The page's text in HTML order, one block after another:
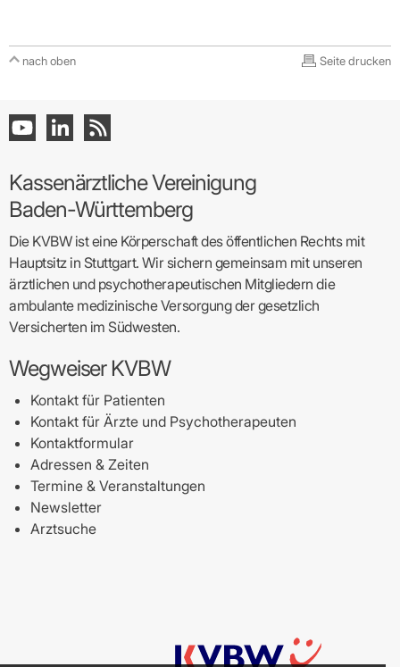
nach oben Seite drucken
Kassenärztliche Vereinigung
Baden-Württemberg
Die KVBW ist eine Körperschaft des öffentlichen Rechts mit
Hauptsitz in Stuttgart. Wir sichern gemeinsam mit unseren
ärztlichen und psychotherapeutischen Mitgliedern die
ambulante medizinische Versorgung der gesetzlich
Versicherten im Südwesten.
Wegweiser KVBW
Kontakt für Patienten
Kontakt für Ärzte und Psychotherapeuten
Kontaktformular
Adressen & Zeiten
Termine & Veranstaltungen
Newsletter
Arztsuche